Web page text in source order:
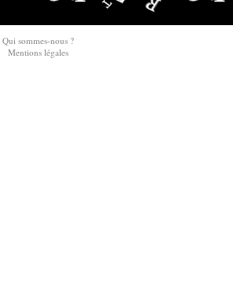
Qui sommes-nous ?
Mentions légales